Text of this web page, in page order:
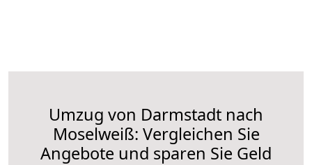
Umzug von Darmstadt nach
Moselweiß: Vergleichen Sie
Angebote und sparen Sie Geld